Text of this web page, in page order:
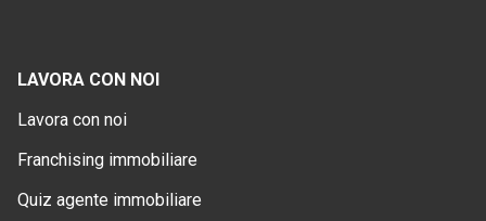
LAVORA CON NOI
Lavora con noi
Franchising immobiliare
Quiz agente immobiliare